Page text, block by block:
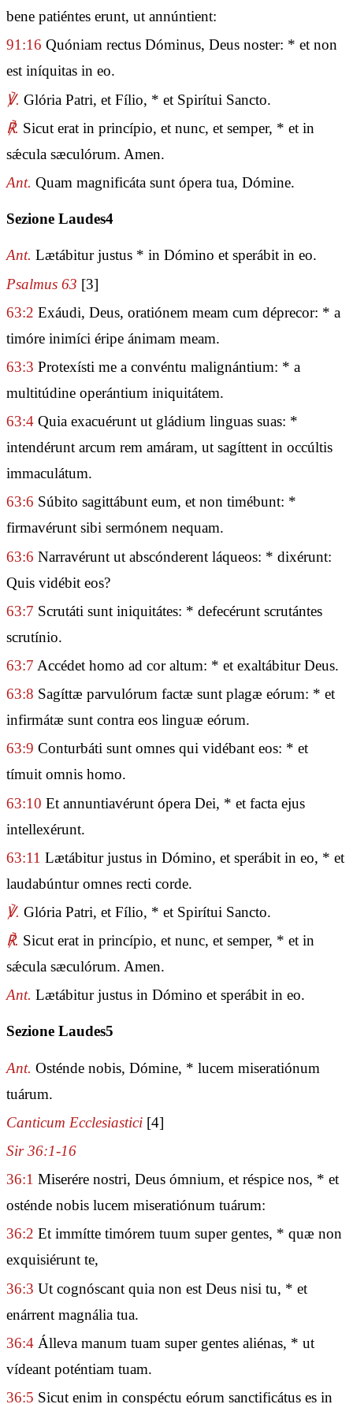
bene patiéntes erunt, ut annúntient:
91:16 Quóniam rectus Dóminus, Deus noster: * et non
est iníquitas in eo.
℣. Glória Patri, et Fílio, * et Spirítui Sancto.
℟. Sicut erat in princípio, et nunc, et semper, * et in
sǽcula sæculórum. Amen.
Ant. Quam magnificáta sunt ópera tua, Dómine.
Sezione Laudes4
Ant. Lætábitur justus * in Dómino et sperábit in eo.
Psalmus 63 [3]
63:2 Exáudi, Deus, oratiónem meam cum déprecor: * a
timóre inimíci éripe ánimam meam.
63:3 Protexísti me a convéntu malignántium: * a
multitúdine operántium iniquitátem.
63:4 Quia exacuérunt ut gládium linguas suas: *
intendérunt arcum rem amáram, ut sagíttent in occúltis
immaculátum.
63:6 Súbito sagittábunt eum, et non timébunt: *
firmavérunt sibi sermónem nequam.
63:6 Narravérunt ut abscónderent láqueos: * dixérunt:
Quis vidébit eos?
63:7 Scrutáti sunt iniquitátes: * defecérunt scrutántes
scrutínio.
63:7 Accédet homo ad cor altum: * et exaltábitur Deus.
63:8 Sagíttæ parvulórum factæ sunt plagæ eórum: * et
infirmátæ sunt contra eos linguæ eórum.
63:9 Conturbáti sunt omnes qui vidébant eos: * et
tímuit omnis homo.
63:10 Et annuntiavérunt ópera Dei, * et facta ejus
intellexérunt.
63:11 Lætábitur justus in Dómino, et sperábit in eo, * et
laudabúntur omnes recti corde.
℣. Glória Patri, et Fílio, * et Spirítui Sancto.
℟. Sicut erat in princípio, et nunc, et semper, * et in
sǽcula sæculórum. Amen.
Ant. Lætábitur justus in Dómino et sperábit in eo.
Sezione Laudes5
Ant. Osténde nobis, Dómine, * lucem miseratiónum
tuárum.
Canticum Ecclesiastici [4]
Sir 36:1-16
36:1 Miserére nostri, Deus ómnium, et réspice nos, * et
osténde nobis lucem miseratiónum tuárum:
36:2 Et immítte timórem tuum super gentes, * quæ non
exquisiérunt te,
36:3 Ut cognóscant quia non est Deus nisi tu, * et
enárrent magnália tua.
36:4 Álleva manum tuam super gentes aliénas, * ut
vídeant poténtiam tuam.
36:5 Sicut enim in conspéctu eórum sanctificátus es in